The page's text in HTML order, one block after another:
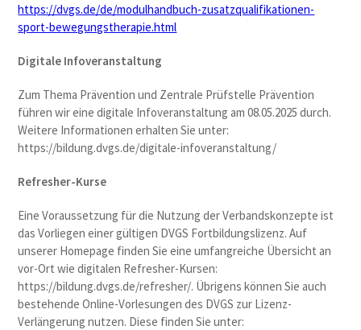
https://dvgs.de/de/modulhandbuch-zusatzqualifikationen-
sport-bewegungstherapie.html
Digitale Infoveranstaltung
Zum Thema Prävention und Zentrale Prüfstelle Prävention
führen wir eine digitale Infoveranstaltung am 08.05.2025 durch.
Weitere Informationen erhalten Sie unter:
https://bildung.dvgs.de/digitale-infoveranstaltung/
Refresher-Kurse
Eine Voraussetzung für die Nutzung der Verbandskonzepte ist
das Vorliegen einer gültigen DVGS Fortbildungslizenz. Auf
unserer Homepage finden Sie eine umfangreiche Übersicht an
vor-Ort wie digitalen Refresher-Kursen:
https://bildung.dvgs.de/refresher/. Übrigens können Sie auch
bestehende Online-Vorlesungen des DVGS zur Lizenz-
Verlängerung nutzen. Diese finden Sie unter: